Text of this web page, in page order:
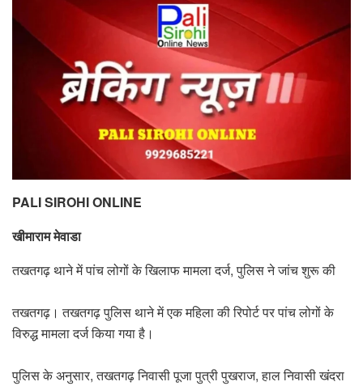
PALI SIROHI ONLINE
खीमाराम मेवाडा
तखतगढ़ थाने में पांच लोगों के खिलाफ मामला दर्ज, पुलिस ने जांच शुरू की
तखतगढ़। तखतगढ़ पुलिस थाने में एक महिला की रिपोर्ट पर पांच लोगों के
विरुद्ध मामला दर्ज किया गया है।
पुलिस के अनुसार, तखतगढ़ निवासी पूजा पुत्री पुखराज, हाल निवासी खंदरा